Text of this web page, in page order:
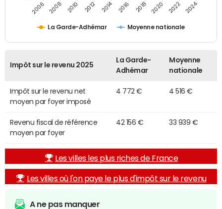
La Garde-Adhémar Moyenne nationale
2006 2008 2010 2012 2014 2016 2018 2020 2022 2024
Impôt sur le revenu 2025
La Garde-
Adhémar
Moyenne
nationale
Impôt sur le revenu net
moyen par foyer imposé
4 772 € 4 516 €
Revenu fiscal de référence
moyen par foyer
42 156 € 33 939 €
Les villes les plus riches de France
Les villes où l'on paye le plus d'impôt sur le revenu
A ne pas manquer